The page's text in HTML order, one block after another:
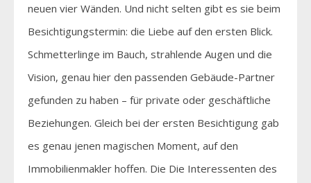
neuen vier Wänden. Und nicht selten gibt es sie beim
Besichtigungstermin: die Liebe auf den ersten Blick.
Schmetterlinge im Bauch, strahlende Augen und die
Vision, genau hier den passenden Gebäude-Partner
gefunden zu haben – für private oder geschäftliche
Beziehungen. Gleich bei der ersten Besichtigung gab
es genau jenen magischen Moment, auf den
Immobilienmakler hoffen. Die Die Interessenten des